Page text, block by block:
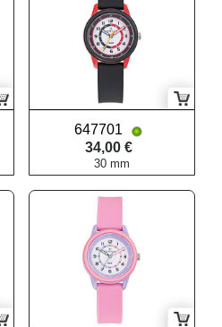
647701
34,00 €
30 mm